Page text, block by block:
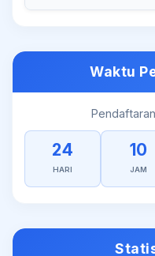
Waktu
24
HARI
10
JAM